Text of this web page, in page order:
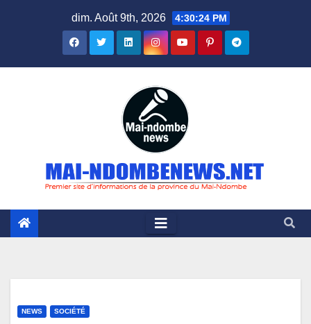
dim. Août 9th, 2026 4:30:25 PM
NEWS SOCIÉTÉ